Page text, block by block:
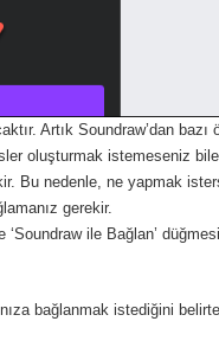
Artık Soundraw’dan bazı
oluşturmak istemeseniz
Bu nedenle, ne yapmak
gerekir.
‘Soundraw ile Bağlan’
bağlanmak istediğini